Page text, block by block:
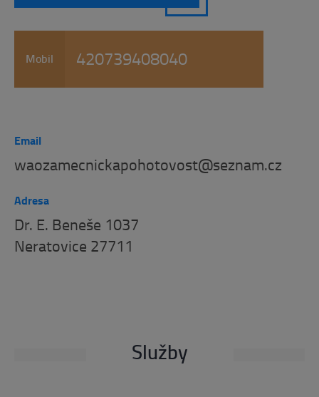
Mobil 420739408040
Email
waozamecnickapohotovost@seznam.cz
Adresa
Dr. E. Beneše 1037
Neratovice 27711
Služby